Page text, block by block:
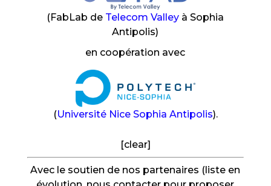
(FabLab de Telecom Valley à Sophia
Antipolis)
en coopération avec
(Université Nice Sophia Antipolis).
[clear]
Avec le soutien de nos partenaires (liste en